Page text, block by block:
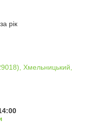
рік
Хмельницький,